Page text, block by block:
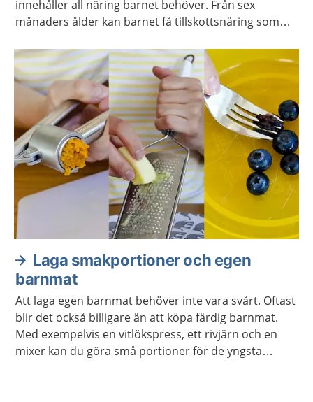
innehåller all näring barnet behöver. Från sex
månaders ålder kan barnet få tillskottsnäring som
Laga smakportioner och egen
barnmat
Att laga egen barnmat behöver inte vara svårt. Oftast
blir det också billigare än att köpa färdig barnmat.
Med exempelvis en vitlökspress, ett rivjärn och en
mixer kan du göra små portioner för de yngsta